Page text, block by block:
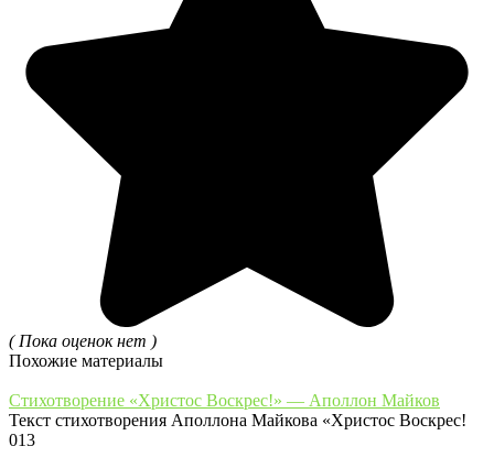
( Пока оценок нет )
Похожие материалы
Стихотворение «Христос Воскрес!» — Аполлон Майков
Текст стихотворения Аполлона Майкова «Христос Воскрес!
013